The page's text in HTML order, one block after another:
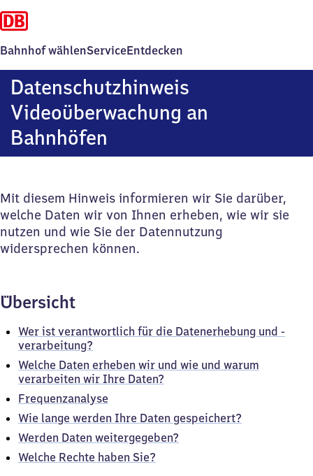
Bahnhof wählenServiceEntdecken
Datenschutzhinweis
Videoüberwachung an
Bahnhöfen
Mit diesem Hinweis informieren wir Sie darüber,
welche Daten wir von Ihnen erheben, wie wir sie
nutzen und wie Sie der Datennutzung
widersprechen können.
Übersicht
Wer ist verantwortlich für die Datenerhebung und -
verarbeitung?
Welche Daten erheben wir und wie und warum
verarbeiten wir Ihre Daten?
Frequenzanalyse
Wie lange werden Ihre Daten gespeichert?
Werden Daten weitergegeben?
Welche Rechte haben Sie?